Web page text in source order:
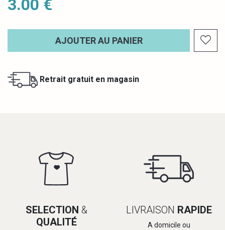
3.00 €
AJOUTER AU PANIER
Retrait gratuit en magasin
SELECTION &
QUALITÉ
LIVRAISON RAPIDE
A domicile ou